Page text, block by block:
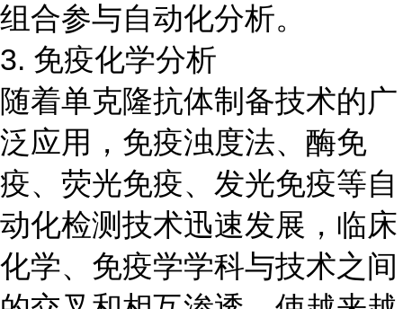
组合参与自动化分析。
3. 免疫化学分析
随着单克隆抗体制备技术的广
泛应用，免疫浊度法、酶免
疫、荧光免疫、发光免疫等自
动化检测技术迅速发展，临床
化学、免疫学学科与技术之间